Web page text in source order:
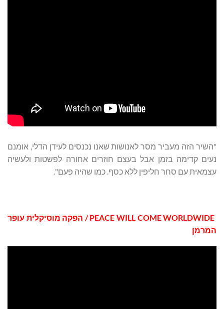
"השיר הזה מעביר מסר לאנושות שאנו נכנסים לעידן הדלי, אומנם
נעים קדימה בזמן אבל בעצם חוזרים אחורה לפשטות ולעשיה
עצמאית עם סחר חליפין ללא כסף. כמו שהיה פעם".
PEACE WILL COME WORLDWIDE/ הפקה מוסיקלית עופר
המרמן